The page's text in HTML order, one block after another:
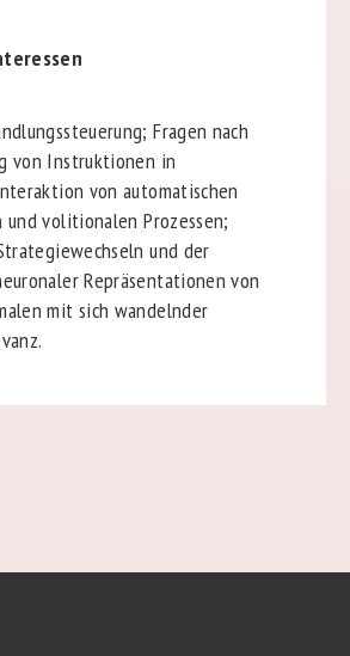
Fragen nach
von Instruktionen in
von automatischen
und volitionalen Prozessen;
und der
Repräsentationen von
mit sich wandelnder